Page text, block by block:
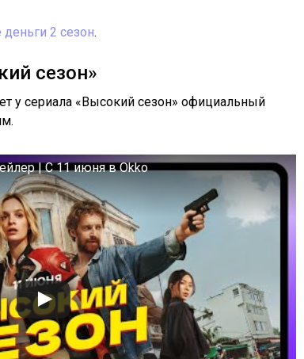
2 сезон.
сезон»
у сериала «Высокий сезон» официальный
| С 11 июня в Okko